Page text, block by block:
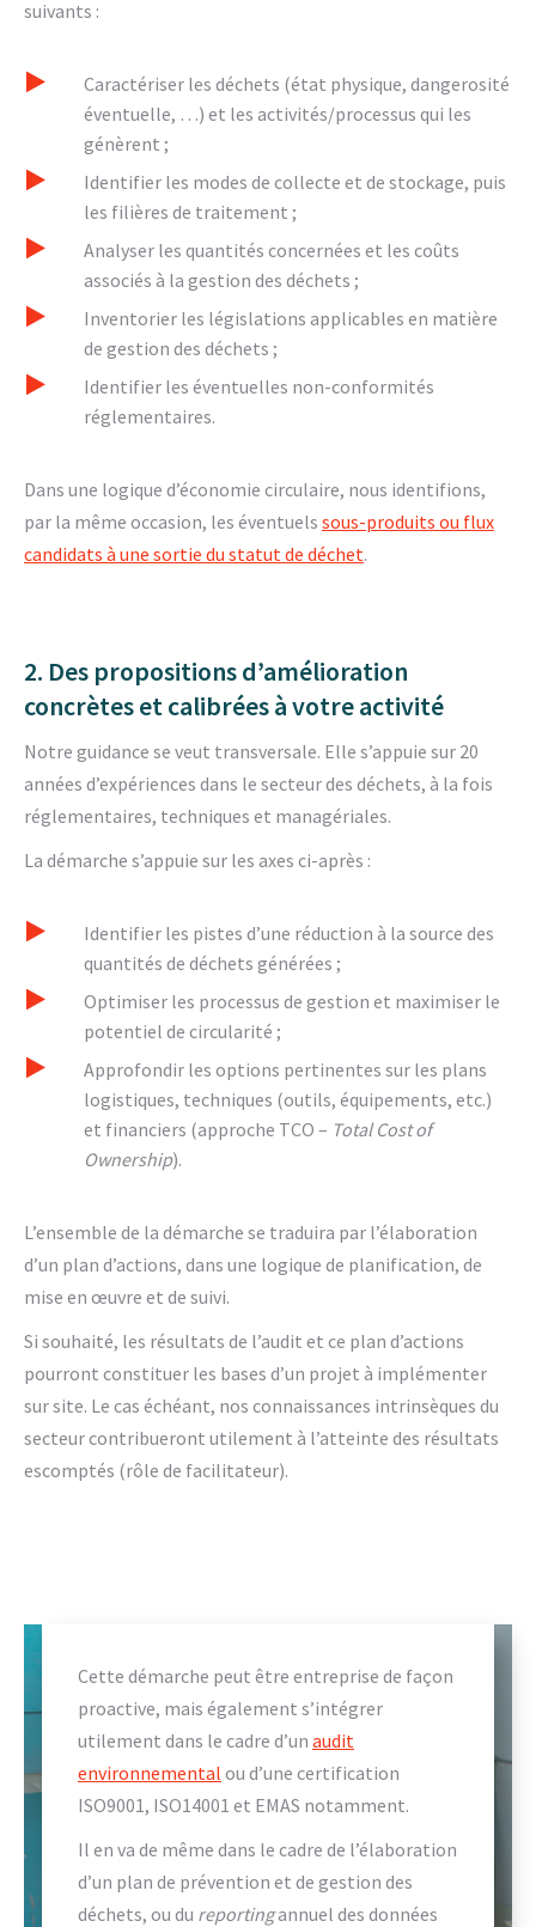
suivants :
Caractériser les déchets (état physique, dangerosité
éventuelle, …) et les activités/processus qui les
génèrent ;
Identifier les modes de collecte et de stockage, puis
les filières de traitement ;
Analyser les quantités concernées et les coûts
associés à la gestion des déchets ;
Inventorier les législations applicables en matière
de gestion des déchets ;
Identifier les éventuelles non-conformités
réglementaires.
Dans une logique d’économie circulaire, nous identifions,
par la même occasion, les éventuels sous-produits ou flux
candidats à une sortie du statut de déchet.
2. Des propositions d’amélioration
concrètes et calibrées à votre activité
Notre guidance se veut transversale. Elle s’appuie sur 20
années d’expériences dans le secteur des déchets, à la fois
réglementaires, techniques et managériales.
La démarche s’appuie sur les axes ci-après :
Identifier les pistes d’une réduction à la source des
quantités de déchets générées ;
Optimiser les processus de gestion et maximiser le
potentiel de circularité ;
Approfondir les options pertinentes sur les plans
logistiques, techniques (outils, équipements, etc.)
et financiers (approche TCO – Total Cost of
Ownership).
L’ensemble de la démarche se traduira par l’élaboration
d’un plan d’actions, dans une logique de planification, de
mise en œuvre et de suivi.
Si souhaité, les résultats de l’audit et ce plan d’actions
pourront constituer les bases d’un projet à implémenter
sur site. Le cas échéant, nos connaissances intrinsèques du
secteur contribueront utilement à l’atteinte des résultats
escomptés (rôle de facilitateur).
Cette démarche peut être entreprise de façon
proactive, mais également s’intégrer
utilement dans le cadre d’un audit
environnemental ou d’une certification
ISO9001, ISO14001 et EMAS notamment.
Il en va de même dans le cadre de l’élaboration
d’un plan de prévention et de gestion des
déchets, ou du reportingannuel des données